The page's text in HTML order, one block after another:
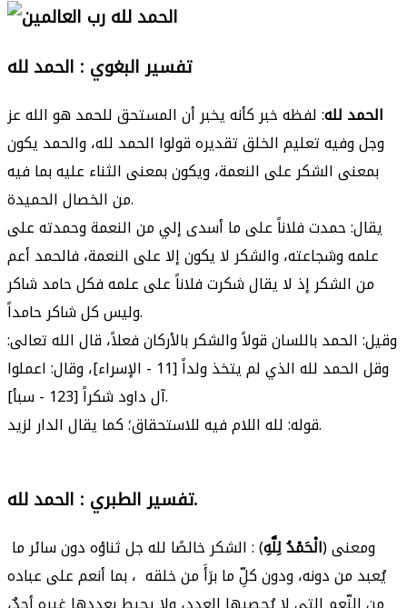
تفسير البغوي : الحمد لله
الحمد لله: لفظه خبر كأنه يخبر أن المستحق للحمد هو الله عز
وجل وفيه تعليم الخلق تقديره قولوا الحمد لله، والحمد يكون
بمعنى الشكر على النعمة، ويكون بمعنى الثناء عليه بما فيه
من الخصال الحميدة.
يقال: حمدت فلاناً على ما أسدى إلي من النعمة وحمدته على
علمه وشجاعته، والشكر لا يكون إلا على النعمة، فالحمد أعم
من الشكر إذ لا يقال شكرت فلاناً على علمه فكل حامد شاكر
وليس كل شاكر حامداً.
وقيل: الحمد باللسان قولاً والشكر بالأركان فعلاً، قال الله تعالى:
وقل الحمد لله الذي لم يتخذ ولداً [11 - الإسراء]، وقال: اعملوا
آل داود شكراً [123 - سبأ].
قوله: لله اللام فيه للاستحقاق؛ كما يقال الدار لزيد.
تفسير الطبري : الحمد لله.
ومعنى (الْحَمْدُ لِلَّهِ) : الشكر خالصًا لله جل ثناؤه دون سائر ما
يُعبد من دونه، ودون كلِّ ما برَأَ من خلقه ، بما أنعم على عباده